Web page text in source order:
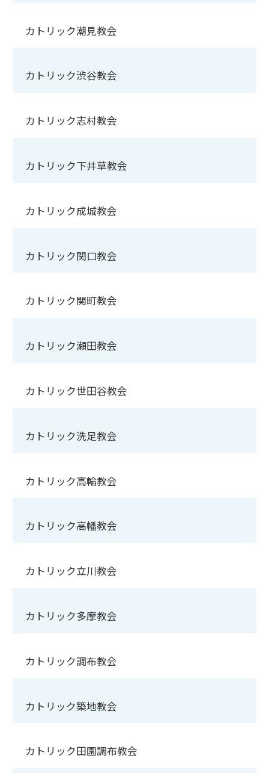
カトリック潮見教会
カトリック渋谷教会
カトリック志村教会
カトリック下井草教会
カトリック成城教会
カトリック関口教会
カトリック関町教会
カトリック瀬田教会
カトリック世田谷教会
カトリック洗足教会
カトリック高輪教会
カトリック高幡教会
カトリック立川教会
カトリック多摩教会
カトリック調布教会
カトリック築地教会
カトリック田園調布教会